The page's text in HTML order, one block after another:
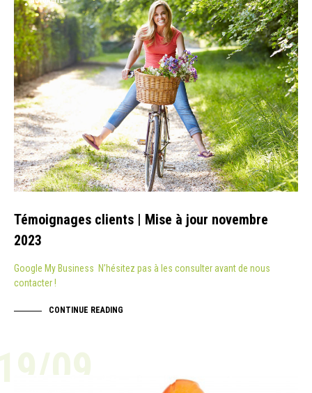
Témoignages clients | Mise à jour novembre
2023
Google My Business N’hésitez pas à les consulter avant de nous
contacter !
CONTINUE READING
09